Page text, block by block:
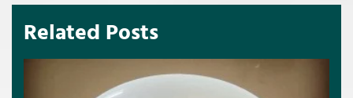
Related Posts